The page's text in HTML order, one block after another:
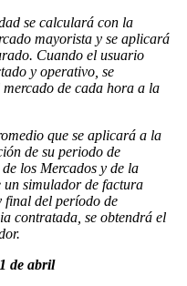
se calculará con la
mayorista y se aplicará
Cuando el usuario
y operativo, se
de cada hora a la
que se aplicará a la
de su periodo de
los Mercados y de la
un simulador de factura
final del período de
contratada, se obtendrá el
de abril